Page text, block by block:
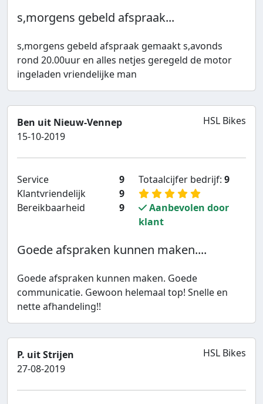
s,morgens gebeld afspraak...
s,morgens gebeld afspraak gemaakt s,avonds
rond 20.00uur en alles netjes geregeld de motor
ingeladen vriendelijke man
Ben uit Nieuw-Vennep
15-10-2019
HSL Bikes
Service
9
Klantvriendelijk
9
Bereikbaarheid
9
Totaalcijfer bedrijf: 9
Aanbevolen door
klant
Goede afspraken kunnen maken....
Goede afspraken kunnen maken. Goede
communicatie. Gewoon helemaal top! Snelle en
nette afhandeling!!
P. uit Strijen
27-08-2019
HSL Bikes